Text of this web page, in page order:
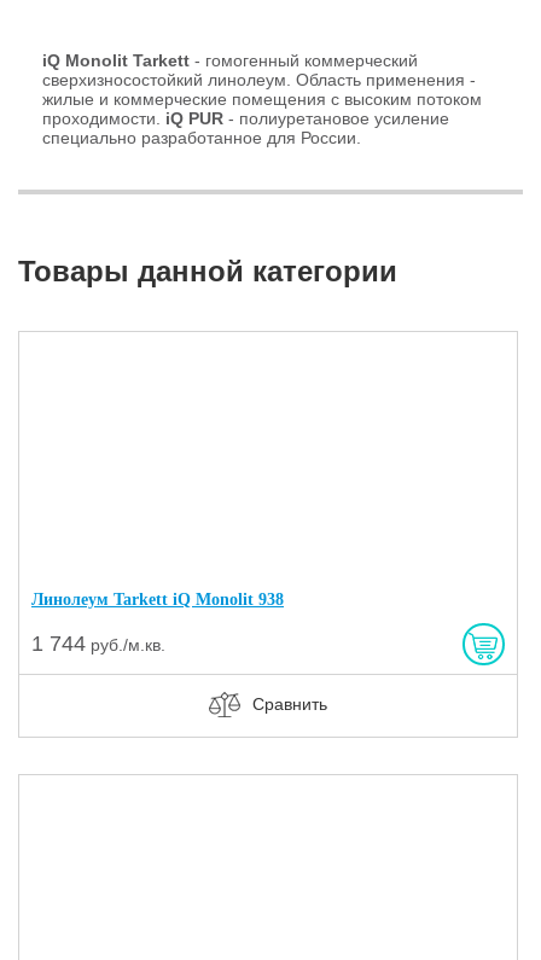
iQ Monolit Tarkett - гомогенный коммерческий
сверхизносостойкий линолеум. Область применения -
жилые и коммерческие помещения с высоким потоком
проходимости. iQ PUR - полиуретановое усиление
специально разработанное для России.
Товары данной категории
Линолеум Tarkett iQ Monolit 938
1 744 руб./м.кв.
Сравнить